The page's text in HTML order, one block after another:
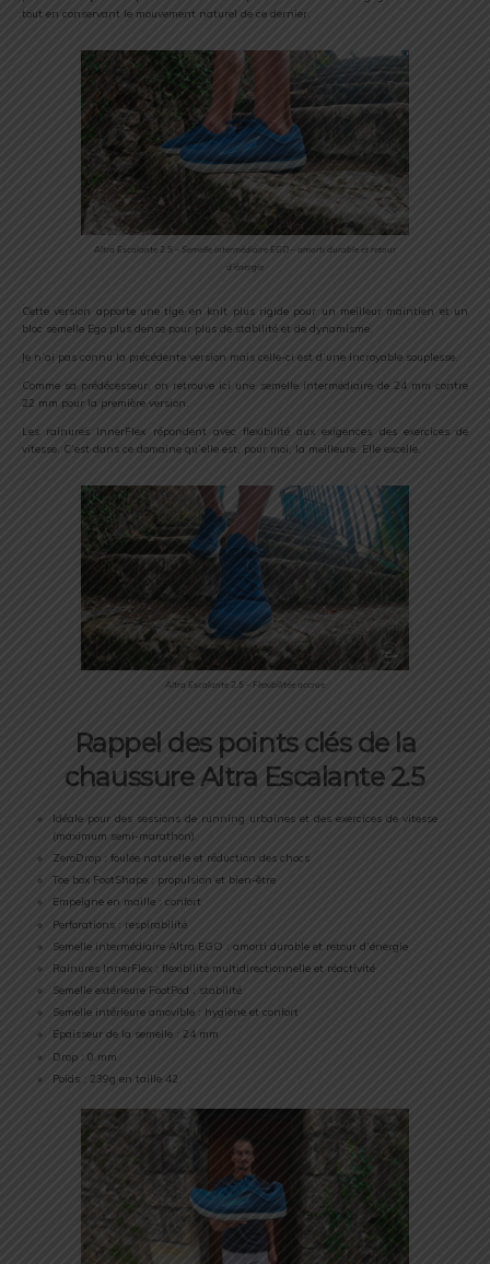
tout en conservant le mouvement naturel de ce dernier.
Altra Escalante 2.5 – Semelle intermédiaire EGO – amorti durable et retour
d’énergie
Cette version apporte une tige en knit plus rigide pour un meilleur maintien et un
bloc semelle Ego plus dense pour plus de stabilité et de dynamisme.
Je n’ai pas connu la précédente version mais celle-ci est d’une incroyable souplesse.
Comme sa prédécesseur, on retrouve ici une semelle intermédiaire de 24 mm contre
22 mm pour la première version.
Les rainures InnerFlex répondent avec flexibilité aux exigences des exercices de
vitesse. C’est dans ce domaine qu’elle est, pour moi, la meilleure. Elle excelle.
Altra Escalante 2.5 – Flexibilitée accrue
Rappel des points clés de la
chaussure Altra Escalante 2.5
Idéale pour des sessions de running urbaines et des exercices de vitesse
(maximum semi-marathon)
ZeroDrop : foulée naturelle et réduction des chocs
Toe box FootShape : propulsion et bien-être
Empeigne en maille : confort
Perforations : respirabilité
Semelle intermédiaire Altra EGO : amorti durable et retour d’énergie
Rainures InnerFlex : flexibilité multidirectionnelle et réactivité
Semelle extérieure FootPod : stabilité
Semelle intérieure amovible : hygiène et confort
Épaisseur de la semelle : 24 mm
Drop : 0 mm
Poids : 239g en taille 42